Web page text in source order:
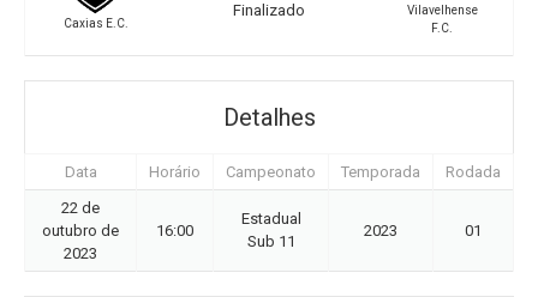
Caxias E.C.
Vilavelhense
F.C.
Finalizado
Detalhes
Data Horário Campeonato Temporada
Rodada
22 de
outubro de
2023
16:00
Estadual
Sub 11
2023 01